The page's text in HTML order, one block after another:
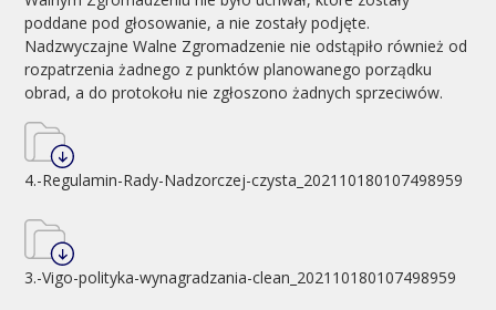
poddane pod głosowanie, a nie zostały podjęte.
Nadzwyczajne Walne Zgromadzenie nie odstąpiło również od
rozpatrzenia żadnego z punktów planowanego porządku
obrad, a do protokołu nie zgłoszono żadnych sprzeciwów.
4.-Regulamin-Rady-Nadzorczej-czysta_202110180107498959
3.-Vigo-polityka-wynagradzania-clean_202110180107498959